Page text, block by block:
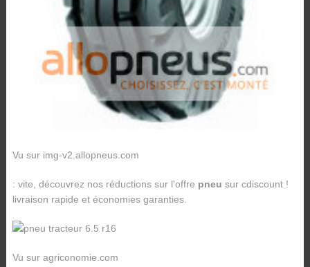
Vu sur img-v2.allopneus.com
: vite, découvrez nos réductions sur l'offre pneu sur cdiscount !
livraison rapide et économies garanties.
Vu sur agriconomie.com